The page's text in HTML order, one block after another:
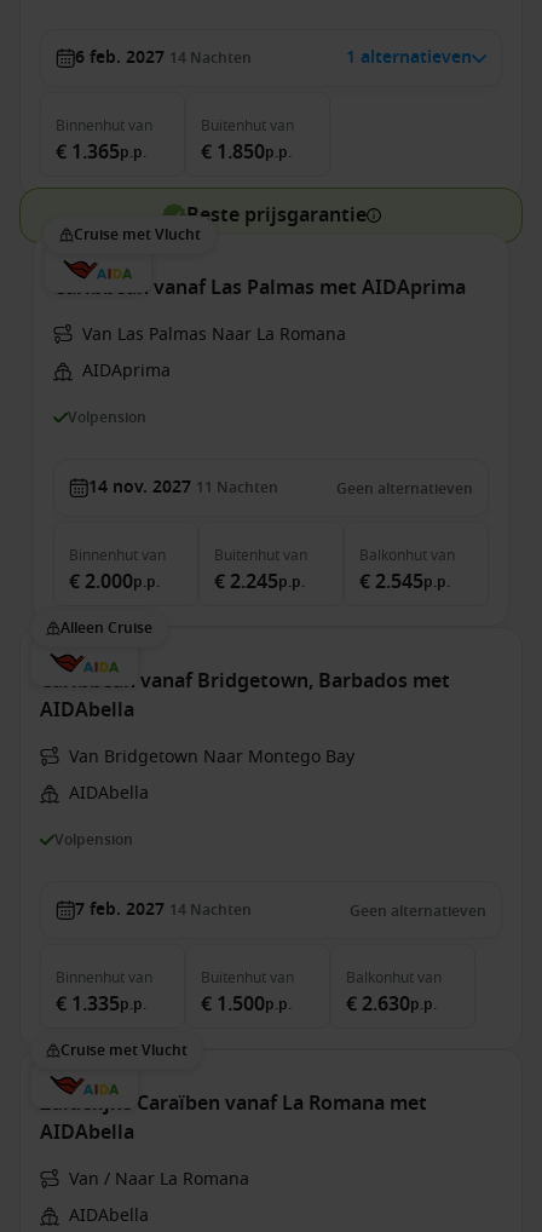
6 feb. 2027 14 Nachten 1 alternatieven
Binnenhutvan
€ 1.365p.p.
Buitenhutvan
€ 1.850p.p.
Beste prijsgarantie
Cruise met Vlucht
Caribbean vanaf Las Palmas met AIDAprima
Van Las Palmas Naar La Romana
AIDAprima
Volpension
14 nov. 2027 11 Nachten Geen alternatieven
Binnenhutvan
€ 2.000p.p.
Buitenhutvan
€ 2.245p.p.
Balkonhutvan
€ 2.545p.p.
Alleen Cruise
Caribbean vanaf Bridgetown, Barbados met
AIDAbella
Van Bridgetown Naar Montego Bay
AIDAbella
Volpension
7 feb. 2027 14 Nachten Geen alternatieven
Binnenhutvan
€ 1.335p.p.
Buitenhutvan
€ 1.500p.p.
Balkonhutvan
€ 2.630p.p.
Cruise met Vlucht
Zuidelijke Caraïben vanaf La Romana met
AIDAbella
Van / Naar La Romana
AIDAbella